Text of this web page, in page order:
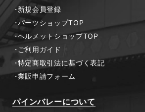
新規会員登録
パーツショップTOP
ヘルメットショップTOP
ご利用ガイド
特定商取引法に基づく表記
業販申請フォーム
パインバレーについて